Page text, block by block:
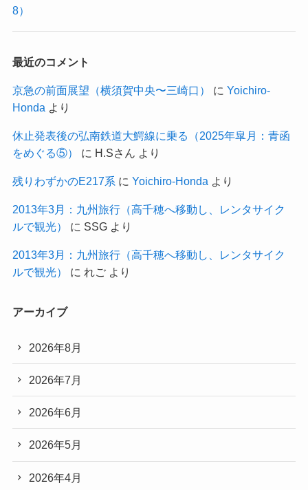
8）
最近のコメント
京急の前面展望（横須賀中央〜三崎口） に Yoichiro-
Honda より
休止発表後の弘南鉄道大鰐線に乗る（2025年皐月：青函
をめぐる⑤）
に H.Sさん より
残りわずかのE217系 に Yoichiro-Honda より
2013年3月：九州旅行（高千穂へ移動し、レンタサイク
ルで観光）
に SSGより
2013年3月：九州旅行（高千穂へ移動し、レンタサイク
ルで観光）
に れごより
アーカイブ
2026年8月
2026年7月
2026年6月
2026年5月
2026年4月